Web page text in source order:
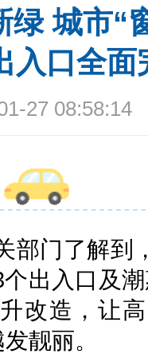
绿 城市“
入口全面
27 08:58:14
部门了解到
出入口及
改造，让
靓丽。